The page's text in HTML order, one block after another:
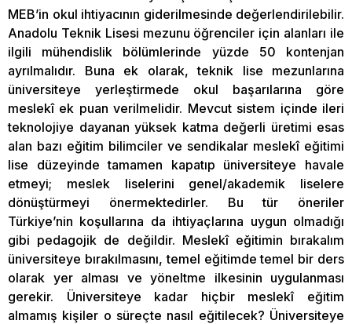
MEB’in okul ihtiyacının giderilmesinde değerlendirilebilir.
Anadolu Teknik Lisesi mezunu öğrenciler için alanları ile
ilgili mühendislik bölümlerinde yüzde 50 kontenjan
ayrılmalıdır. Buna ek olarak, teknik lise mezunlarına
üniversiteye yerleştirmede okul başarılarına göre
meslekî ek puan verilmelidir. Mevcut sistem içinde ileri
teknolojiye dayanan yüksek katma değerli üretimi esas
alan bazı eğitim bilimciler ve sendikalar meslekî eğitimi
lise düzeyinde tamamen kapatıp üniversiteye havale
etmeyi; meslek liselerini genel/akademik liselere
dönüştürmeyi önermektedirler. Bu tür öneriler
Türkiye’nin koşullarına da ihtiyaçlarına uygun olmadığı
gibi pedagojik de değildir. Meslekî eğitimin bırakalım
üniversiteye bırakılmasını, temel eğitimde temel bir ders
olarak yer alması ve yöneltme ilkesinin uygulanması
gerekir. Üniversiteye kadar hiçbir meslekî eğitim
almamış kişiler o süreçte nasıl eğitilecek? Üniversiteye